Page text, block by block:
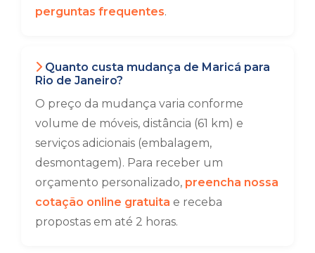
perguntas frequentes.
Quanto custa mudança de Maricá para
Rio de Janeiro?
O preço da mudança varia conforme
volume de móveis, distância (61 km) e
serviços adicionais (embalagem,
desmontagem). Para receber um
orçamento personalizado, preencha nossa
cotação online gratuita e receba
propostas em até 2 horas.